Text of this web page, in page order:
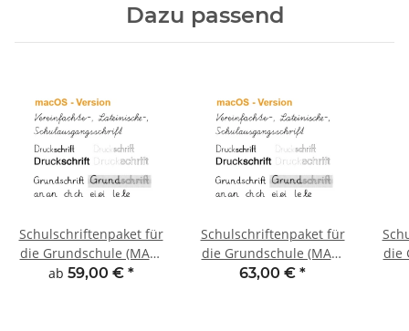
Dazu passend
Schulschriftenpaket für
die Grundschule (MAC-
Version)
ab 59,00 € *
Schulschriftenpaket für
die Grundschule (MAC-
Version)
63,00 € *
die